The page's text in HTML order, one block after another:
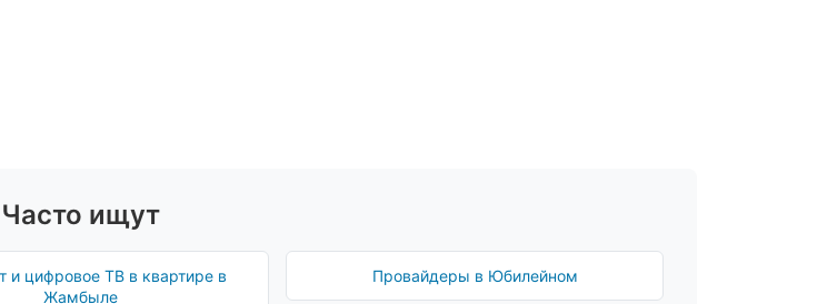
Часто ищут
и цифровое ТВ в квартире в
Жамбыле
Провайдеры в Юбилейном